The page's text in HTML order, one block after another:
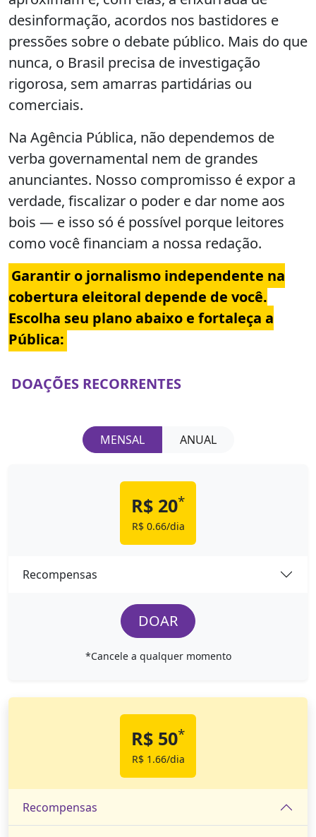
desinformação, acordos nos bastidores e
pressões sobre o debate público. Mais do que
nunca, o Brasil precisa de investigação
rigorosa, sem amarras partidárias ou
comerciais.
Na Agência Pública, não dependemos de
verba governamental nem de grandes
anunciantes. Nosso compromisso é expor a
verdade, fiscalizar o poder e dar nome aos
bois — e isso só é possível porque leitores
como você financiam a nossa redação.
Garantir o jornalismo independente na
cobertura eleitoral depende de você.
Escolha seu plano abaixo e fortaleça a
Pública:
DOAÇÕES RECORRENTES
MENSAL ANUAL
R$ 20*
R$ 0.66/dia
Recompensas
DOAR
*Cancele a qualquer momento
R$ 50*
R$ 1.66/dia
Recompensas